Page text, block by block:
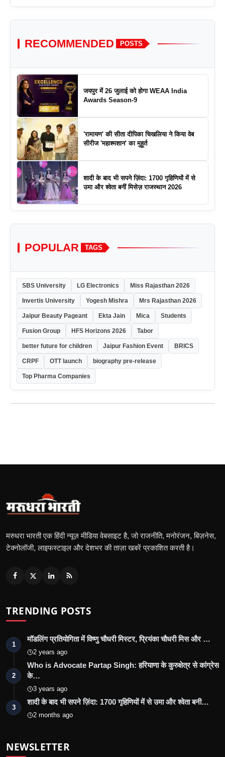
RECOMMENDED POSTS
जयपुर में 26 जुलाई को होगा WEAA India
Awards Season-9
'रामायण' की सीता दीपिका चिखलिया ने किया वेब
सीरीज 'महाश्मशान' का मुहूर्त
शादी के बाद भी सपने ज़िंदा: 1700 गृहिणियों में से
उमा और श्वेता बनीं मिसेज़ राजस्थान 2026
POPULAR TAGS
SBS University LG Electronics Miss Rajasthan 2026
Invertis University Yogesh Mishra Mrs Rajasthan 2026
Jaipur Beauty Pageant Ekta Jain Mica Students
Fusion Group HFS Horizons 2026 Tabor
better future for children Jaipur Fashion Event BRICS
CRPF OTT launch biography pre-release
Top Pharma Companies
मरुधरा भारती एक हिंदी न्यूज़ मीडिया वेबसाइट है, जो राजनीति, मनोरंजन, बिज़नेस,
टेक्नोलॉजी, लाइफस्टाइल और देशभर की ताज़ा खबरें प्रकाशित करती है।
TRENDING POSTS
1
मॉडलिंग प्रतियोगिता में विष्णु चौधरी मिस्टर, प्रियंका चौधरी मिस और …
2 years ago
2
Who is Advocate Partap Singh: हरियाणा के कुरुक्षेत्र से कांग्रेस
के…
3 years ago
3
शादी के बाद भी सपने ज़िंदा: 1700 गृहिणियों में से उमा और श्वेता बनी…
2 months ago
NEWSLETTER